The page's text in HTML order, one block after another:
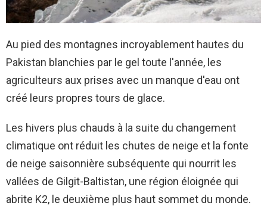
Au pied des montagnes incroyablement hautes du
Pakistan blanchies par le gel toute l'année, les
agriculteurs aux prises avec un manque d'eau ont
créé leurs propres tours de glace.
Les hivers plus chauds à la suite du changement
climatique ont réduit les chutes de neige et la fonte
de neige saisonnière subséquente qui nourrit les
vallées de Gilgit-Baltistan, une région éloignée qui
abrite K2, le deuxième plus haut sommet du monde.